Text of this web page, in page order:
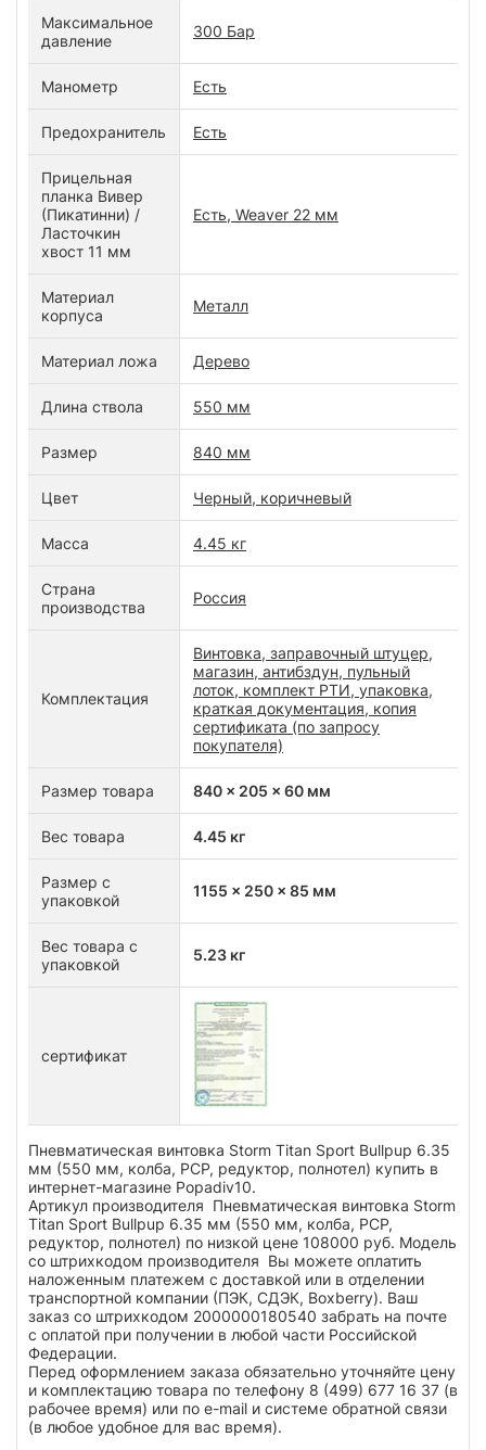
Максимальное
давление
300 Бар
Манометр Есть
Предохранитель Есть
Прицельная
планка Вивер
(Пикатинни) /
Ласточкин
хвост 11 мм
Есть, Weaver 22 мм
Материал
корпуса
Металл
Материал ложа Дерево
Длина ствола 550 мм
Размер 840 мм
Цвет Черный, коричневый
Масса 4.45 кг
Страна
производства
Россия
Комплектация
Винтовка, заправочный штуцер,
магазин, антибздун, пульный
лоток, комплект РТИ, упаковка,
краткая документация, копия
сертификата (по запросу
покупателя)
Размер товара 840 x 205 x 60 мм
Вес товара 4.45 кг
Размер с
упаковкой
1155 x 250 x 85 мм
Вес товара с
упаковкой
5.23 кг
сертификат
Пневматическая винтовка Storm Titan Sport Bullpup 6.35
мм (550 мм, колба, РСР, редуктор, полнотел) купить в
интернет-магазине Popadiv10.
Артикул производителя Пневматическая винтовка Storm
Titan Sport Bullpup 6.35 мм (550 мм, колба, РСР,
редуктор, полнотел) по низкой цене 108000 руб. Модель
со штрихкодом производителя Вы можете оплатить
наложенным платежем с доставкой или в отделении
транспортной компании (ПЭК, СДЭК, Boxberry). Ваш
заказ со штрихкодом 2000000180540 забрать на почте
с оплатой при получении в любой части Российской
Федерации.
Перед оформлением заказа обязательно уточняйте цену
и комплектацию товара по телефону 8 (499) 677 16 37 (в
рабочее время) или по e-mail и системе обратной связи
(в любое удобное для вас время).